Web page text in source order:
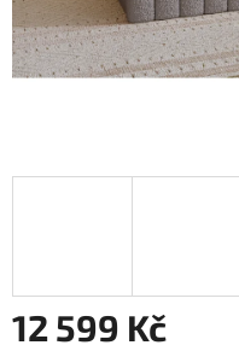
12 599 Kč